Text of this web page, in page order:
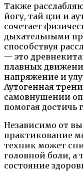
Также
йогу, тай цзи и
сочетает
дыхательными
способствуя
— это
плавных
напряжение и
Аутогенная
самовнушении
помогая достичь
Независимо от
практикование
техник может
головной боли, а
состояние